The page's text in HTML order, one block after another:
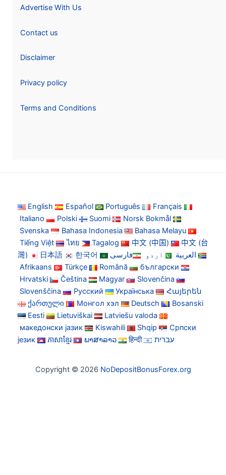
Advertise With Us
Contact us
Disclaimer
Privacy policy
Terms and Conditions
English Español Português
Français
Italiano
Polski Suomi
Norsk Bokmål
Svenska
Bahasa Indonesia
Bahasa Melayu
Tiếng Việt
ไทย Tagalog 中文 (中国)
中文 (台
灣)
日本語 한국어 العربية اردو
فارسی
Afrikaans
Türkçe Română
български
Hrvatski
Čeština Magyar
Slovenčina
Slovenščina
Русский Українська
Հայերեն
ქართული
Монгол хэл Deutsch
Bosanski
Eesti
Lietuviškai
Latviešu valoda
македонски јазик
Kiswahili Shqip
Српски
језик
ភាសាខ្មែរ ພາສາລາວ हिन्दी עברית
Copyright © 2026 NoDepositBonusForex.org